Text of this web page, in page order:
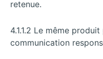
retenue.
4.1.1.2 Le même
communication